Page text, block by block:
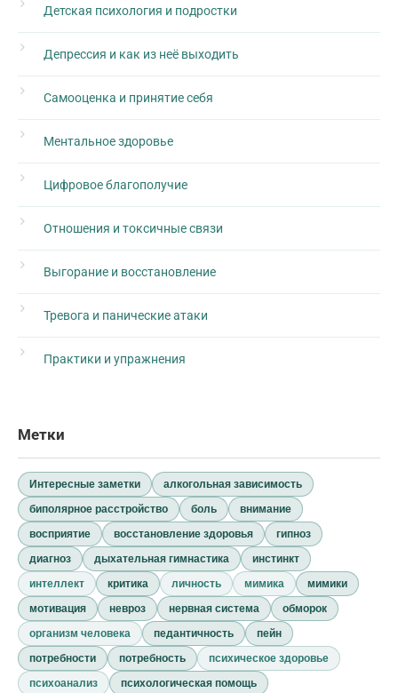
Детская психология и подростки
Депрессия и как из неё выходить
Самооценка и принятие себя
Ментальное здоровье
Цифровое благополучие
Отношения и токсичные связи
Выгорание и восстановление
Тревога и панические атаки
Практики и упражнения
Метки
Интересные заметки
алкогольная зависимость
биполярное расстройство
боль
внимание
восприятие
восстановление здоровья
гипноз
диагноз
дыхательная гимнастика
инстинкт
интеллект
критика личность мимика
мимики
мотивация
невроз нервная система
обморок
организм человека
педантичность
пейн
потребности
потребность
психическое здоровье
психоанализ
психологическая помощь